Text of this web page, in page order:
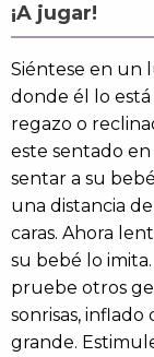
¡A jugar!
Siéntese en un
donde él lo
regazo o
este sentado
sentar a su
una distancia
caras. Ahora
su bebé lo
pruebe otros
sonrisas, inflado
grande.